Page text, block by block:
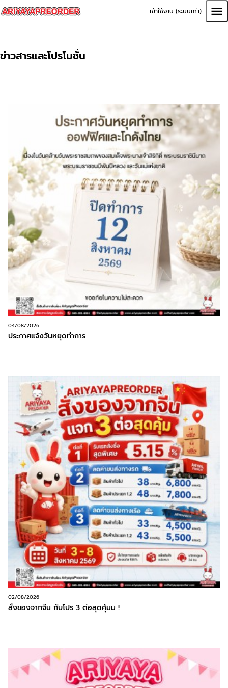
เข้าใช้งาน (ระบบเก่า)
ข่าวสารและโปรโมชั่น
04/08/2026
ประกาศแจ้งวันหยุดทำการ
02/08/2026
สั่งของจากจีน กับโปร 3 ต่อสุดคุ้มม !